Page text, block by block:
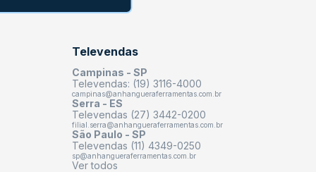
Televendas
Campinas - SP
Televendas: (19) 3116-4000
campinas@anhangueraferramentas.com.br
Serra - ES
Televendas (27) 3442-0200
filial.serra@anhangueraferramentas.com.br
São Paulo - SP
Televendas (11) 4349-0250
sp@anhangueraferramentas.com.br
Ver todos